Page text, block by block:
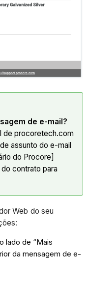
de e-mail?
de procoretech.com
assunto do e-mail
do Procore]
contrato para
Web do seu
lado de “Mais
da mensagem de e-